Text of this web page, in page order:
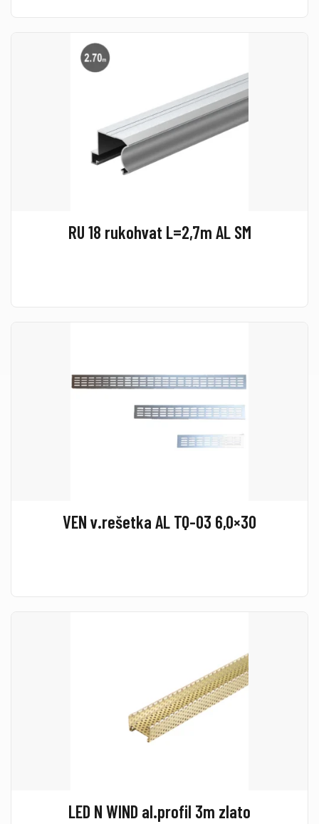
RU 18 rukohvat L=2,7m AL SM
VEN v.rešetka AL TQ-03 6,0×30
LED N WIND al.profil 3m zlato